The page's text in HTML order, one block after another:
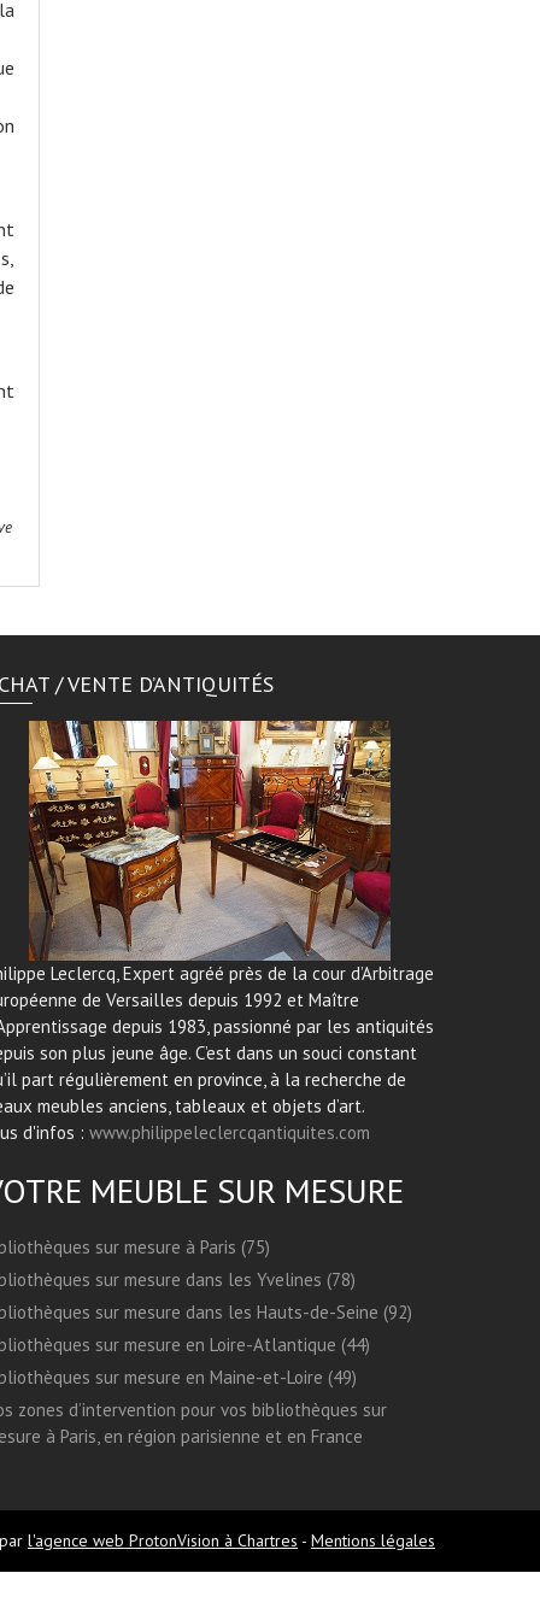
/ VENTE D’ANTIQUITÉS
Leclercq, Expert agréé près de la cour d’Arbitrage
de Versailles depuis 1992 et Maître
depuis 1983, passionné par les antiquités
son plus jeune âge. C’est dans un souci constant
part régulièrement en province, à la recherche de
meubles anciens, tableaux et objets d’art.
d'infos : www.philippeleclercqantiquites.com
MEUBLE SUR MESURE
sur mesure à Paris (75)
sur mesure dans les Yvelines (78)
sur mesure dans les Hauts-de-Seine (92)
sur mesure en Loire-Atlantique (44)
sur mesure en Maine-et-Loire (49)
zones d’intervention pour vos bibliothèques sur
à Paris, en région parisienne et en France
l'agence web ProtonVision à Chartres - Mentions légales